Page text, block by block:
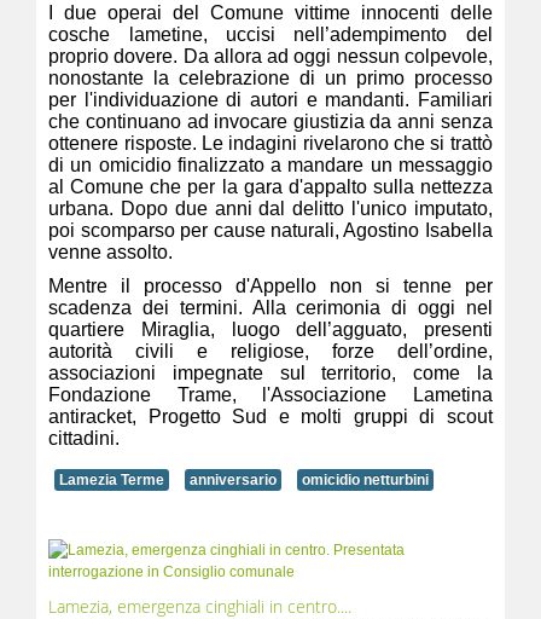
I due operai del Comune vittime innocenti delle
cosche lametine, uccisi nell’adempimento del
proprio dovere. Da allora ad oggi nessun colpevole,
nonostante la celebrazione di un primo processo
per l'individuazione di autori e mandanti. Familiari
che continuano ad invocare giustizia da anni senza
ottenere risposte. Le indagini rivelarono che si trattò
di un omicidio finalizzato a mandare un messaggio
al Comune che per la gara d'appalto sulla nettezza
urbana. Dopo due anni dal delitto l'unico imputato,
poi scomparso per cause naturali, Agostino Isabella
venne assolto.
Mentre il processo d'Appello non si tenne per
scadenza dei termini. Alla cerimonia di oggi nel
quartiere Miraglia, luogo dell’agguato, presenti
autorità civili e religiose, forze dell’ordine,
associazioni impegnate sul territorio, come la
Fondazione Trame, l'Associazione Lametina
antiracket, Progetto Sud e molti gruppi di scout
cittadini.
Lamezia Terme anniversario omicidio netturbini
Lamezia, emergenza cinghiali in centro....